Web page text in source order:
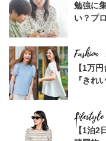
勉強に
い？プ
Fashion
【1万
『きれ
Lifestyle
【1泊2